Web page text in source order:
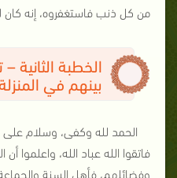
من كل ذنب فاستغفروه، إنه كان
الخطبة الثانية
بينهم في
الحمد لله وكفى، وسلام على
فاتقوا الله عباد الله، واعلموا
وفضائلهم، فأهل السنة